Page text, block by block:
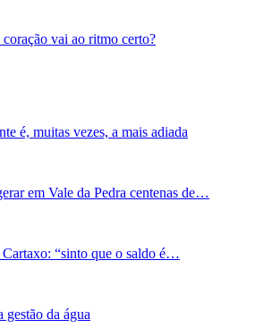
vai ao ritmo certo?
é, muitas vezes, a mais adiada
em Vale da Pedra centenas de…
Cartaxo: “sinto que o saldo é…
da água